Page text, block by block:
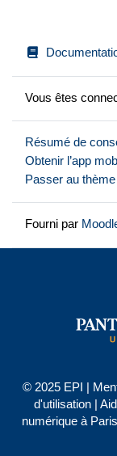
Vous êtes
Résumé de
Obtenir l’app
Passer au
Fourni par
© 2025 EPI |
d'utilisation|
numérique à